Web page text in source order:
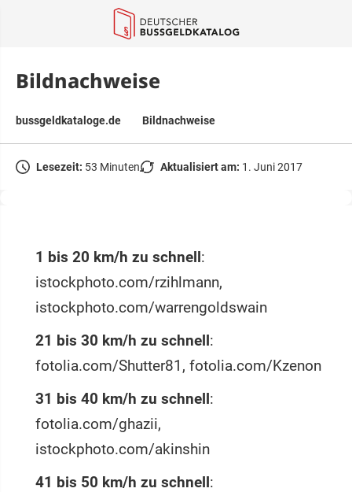
Bildnachweise
bussgeldkataloge.de Bildnachweise
Lesezeit: 53 Minuten Aktualisiert am: 1. Juni 2017
1 bis 20 km/h zu schnell:
istockphoto.com/rzihlmann,
istockphoto.com/warrengoldswain
21 bis 30 km/h zu schnell:
fotolia.com/Shutter81, fotolia.com/Kzenon
31 bis 40 km/h zu schnell:
fotolia.com/ghazii,
istockphoto.com/akinshin
41 bis 50 km/h zu schnell: